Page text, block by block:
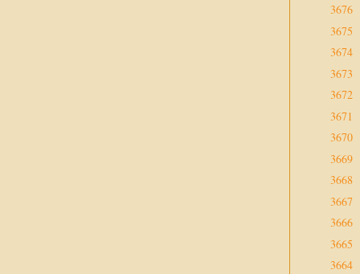
3676
3675
3674
3673
3672
3671
3670
3669
3668
3667
3666
3665
3664